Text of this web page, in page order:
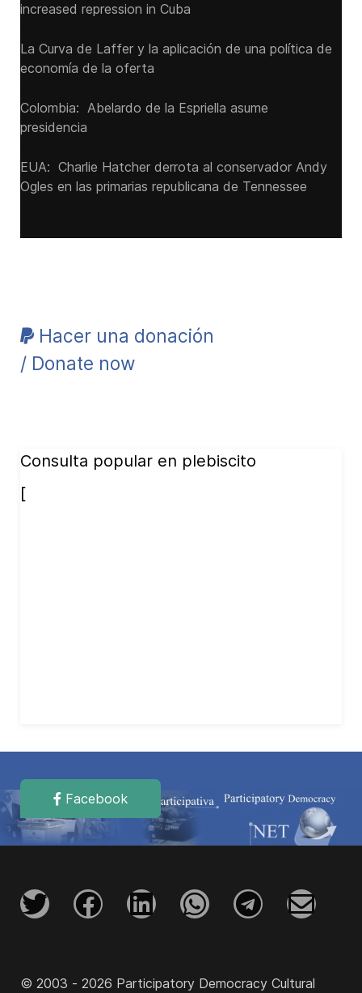
increased repression in Cuba
La Curva de Laffer y la aplicación de una política de
economía de la oferta
Colombia: Abelardo de la Espriella asume
presidencia
EUA: Charlie Hatcher derrota al conservador Andy
Ogles en las primarias republicana de Tennessee
Hacer una donación
/ Donate now
Consulta popular en plebiscito
[
Facebook
© 2003 - 2026 Participatory Democracy Cultural